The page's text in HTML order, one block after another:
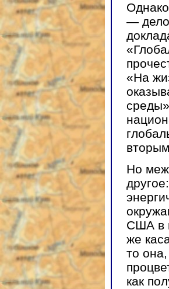
— дело
«На
Но
США в
же
то
как